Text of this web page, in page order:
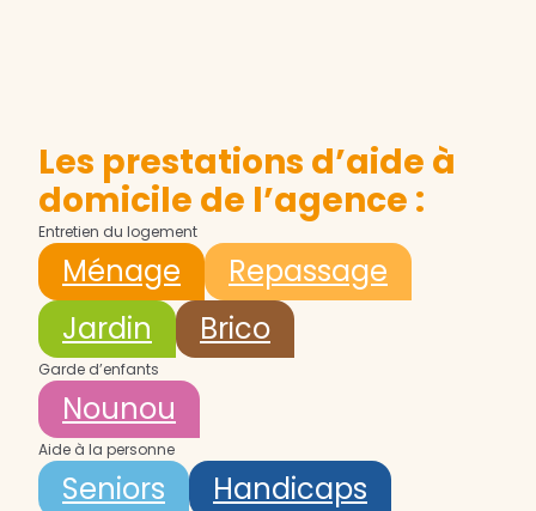
Les prestations d’aide à
domicile de l’agence :
Entretien du logement
Ménage
Repassage
Jardin
Brico
Garde d’enfants
Nounou
Aide à la personne
Seniors Handicaps